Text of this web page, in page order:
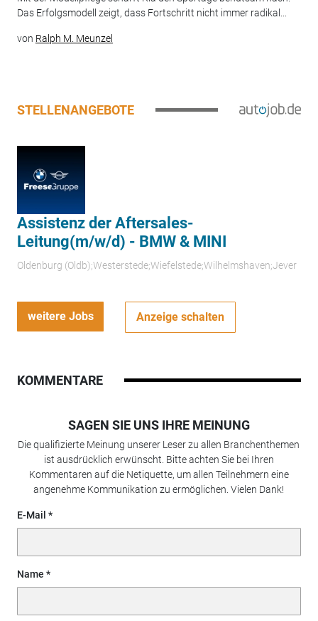
Das Erfolgsmodell zeigt, dass Fortschritt nicht immer radikal...
von Ralph M. Meunzel
STELLENANGEBOTE
Assistenz der Aftersales-
Leitung(m/w/d) - BMW & MINI
Oldenburg (Oldb);Westerstede;Wiefelstede;Wilhelmshaven;Jever
weitere Jobs Anzeige schalten
KOMMENTARE
SAGEN SIE UNS IHRE MEINUNG
Die qualifizierte Meinung unserer Leser zu allen Branchenthemen
ist ausdrücklich erwünscht. Bitte achten Sie bei Ihren
Kommentaren auf die Netiquette, um allen Teilnehmern eine
angenehme Kommunikation zu ermöglichen. Vielen Dank!
E-Mail
Name